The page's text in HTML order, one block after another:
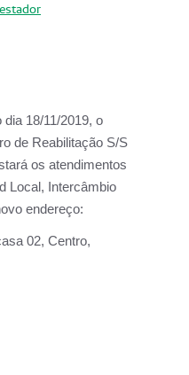
dia 18/11/2019, o
de Reabilitação S/S
os atendimentos
Local, Intercâmbio
endereço:
02, Centro,